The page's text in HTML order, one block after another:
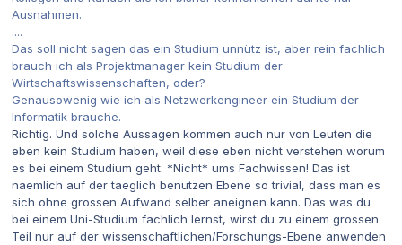
Ausnahmen.
....
Das soll nicht sagen das ein Studium unnütz ist, aber rein fachlich
brauch ich als Projektmanager kein Studium der
Wirtschaftswissenschaften, oder?
Genausowenig wie ich als Netzwerkengineer ein Studium der
Informatik brauche.
Richtig. Und solche Aussagen kommen auch nur von Leuten die
eben kein Studium haben, weil diese eben nicht verstehen worum
es bei einem Studium geht. *Nicht* ums Fachwissen! Das ist
naemlich auf der taeglich benutzen Ebene so trivial, dass man es
sich ohne grossen Aufwand selber aneignen kann. Das was du
bei einem Uni-Studium fachlich lernst, wirst du zu einem grossen
Teil nur auf der wissenschaftlichen/Forschungs-Ebene anwenden